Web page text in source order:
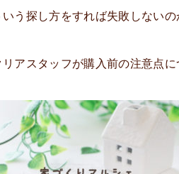
いう探し方をすれば失敗しないの
リアスタッフが購入前の注意点